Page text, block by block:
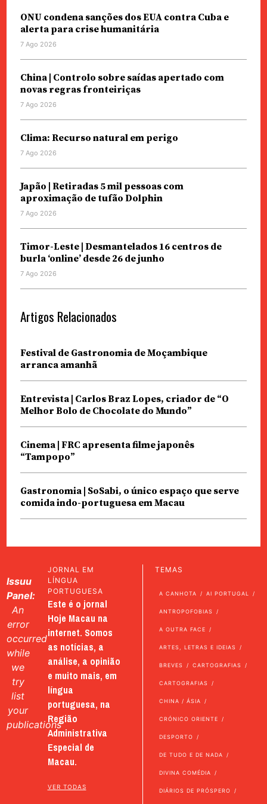
ONU condena sanções dos EUA contra Cuba e
alerta para crise humanitária
7 Ago 2026
China | Controlo sobre saídas apertado com
novas regras fronteiriças
7 Ago 2026
Clima: Recurso natural em perigo
7 Ago 2026
Japão | Retiradas 5 mil pessoas com
aproximação de tufão Dolphin
7 Ago 2026
Timor-Leste | Desmantelados 16 centros de
burla ‘online’ desde 26 de junho
7 Ago 2026
Artigos Relacionados
Festival de Gastronomia de Moçambique
arranca amanhã
Entrevista | Carlos Braz Lopes, criador de “O
Melhor Bolo de Chocolate do Mundo”
Cinema | FRC apresenta filme japonês
“Tampopo”
Gastronomia | SoSabi, o único espaço que serve
comida indo-portuguesa em Macau
Issuu
Panel:
An
error
occurred
while
we
try
list
your
publications
JORNAL EM
LÍNGUA
PORTUGUESA
Este é o jornal
Hoje Macau na
internet. Somos
as notícias, a
análise, a opinião
e muito mais, em
língua
portuguesa, na
Região
Administrativa
Especial de
Macau.
VER TODAS
TEMAS
A CANHOTA AI PORTUGAL
ANTROPOFOBIAS
A OUTRA FACE
ARTES, LETRAS E IDEIAS
BREVES CARTOGRAFIAS
CARTOGRAFIAS
CHINA / ÁSIA
CRÓNICO ORIENTE
DESPORTO
DE TUDO E DE NADA
DIVINA COMÉDIA
DIÁRIOS DE PRÓSPERO